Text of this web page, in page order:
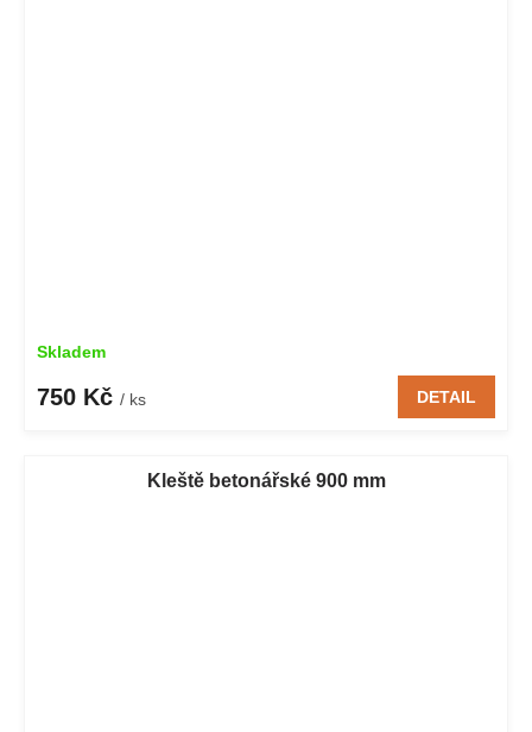
Skladem
750 Kč / ks DETAIL
Kleště betonářské 900 mm